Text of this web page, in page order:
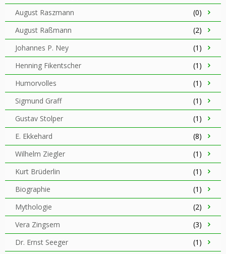
August Raszmann
(0)
August Raßmann
(2)
Johannes P. Ney
(1)
Henning Fikentscher
(1)
Humorvolles
(1)
Sigmund Graff
(1)
Gustav Stolper
(1)
E. Ekkehard
(8)
Wilhelm Ziegler
(1)
Kurt Brüderlin
(1)
Biographie
(1)
Mythologie
(2)
Vera Zingsem
(3)
Dr. Ernst Seeger
(1)